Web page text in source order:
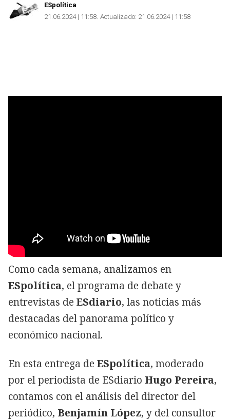
ESpolítica
21.06.2024 | 11:58 Actualizado: 21.06.2024 | 11:58
Como cada semana, analizamos en
ESpolítica, el programa de debate y
entrevistas de ESdiario, las noticias más
destacadas del panorama político y
económico nacional.
En esta entrega de ESpolítica, moderado
por el periodista de ESdiario Hugo Pereira,
contamos con el análisis del director del
periódico, Benjamín López, y del consultor